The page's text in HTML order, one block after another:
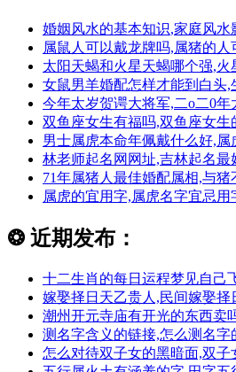
婚姻风水的基本知识,家庭风
属鼠人可以戴龙牌吗,属猪的人
太阳天蝎和火星天蝎哪个强,火
女鼠男羊婚配怎样才能到白头,
今年太岁贺谔大将军,二o二0年
双鱼座女生有福吗,双鱼座女生
男士属虎本命年佩戴什么好,
林老师起名网网址,吉林起名最
71年属猪人最佳婚配属相,与猪
属虎的宜用字,属虎名字宜忌用
❂ 近期发布：
十二生肖的每日运程梦见自己
嫁娶择日天乙贵人,民间嫁娶择
潮州开元寺庙有开光的东西卖
测名字含义的链接,怎么测名字
怎么对待双子女的黑暗面,双子